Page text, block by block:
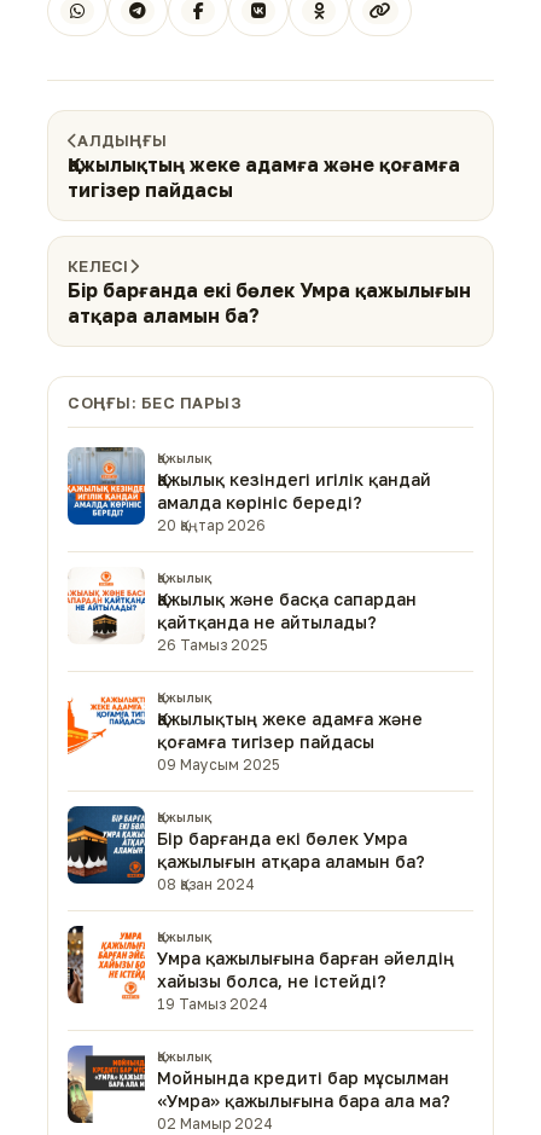
АЛДЫҢҒЫ
Қажылықтың жеке адамға және қоғамға
тигізер пайдасы
КЕЛЕСІ
Бір барғанда екі бөлек Умра қажылығын
атқара аламын ба?
СОҢҒЫ: БЕС ПАРЫЗ
Қажылық
Қажылық кезіндегі игілік қандай
амалда көрініс береді?
20 Қаңтар 2026
Қажылық
Қажылық және басқа сапардан
қайтқанда не айтылады?
26 Тамыз 2025
Қажылық
Қажылықтың жеке адамға және
қоғамға тигізер пайдасы
09 Маусым 2025
Қажылық
Бір барғанда екі бөлек Умра
қажылығын атқара аламын ба?
08 Қазан 2024
Қажылық
Умра қажылығына барған әйелдің
хайызы болса, не істейді?
19 Тамыз 2024
Қажылық
Мойнында кредиті бар мұсылман
«Умра» қажылығына бара ала ма?
02 Мамыр 2024